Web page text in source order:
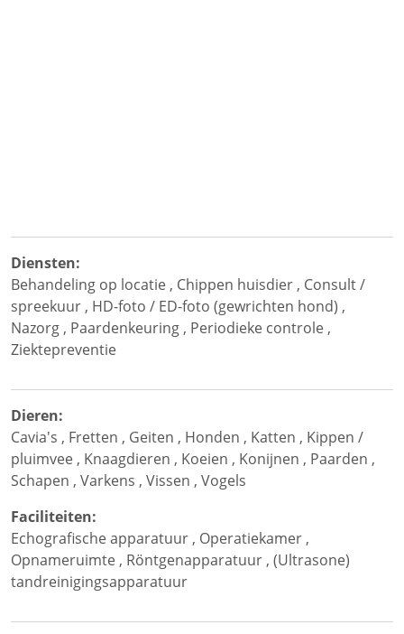
Diensten:
Behandeling op locatie , Chippen huisdier , Consult /
spreekuur , HD-foto / ED-foto (gewrichten hond) ,
Nazorg , Paardenkeuring , Periodieke controle ,
Ziektepreventie
Dieren:
Cavia's , Fretten , Geiten , Honden , Katten , Kippen /
pluimvee , Knaagdieren , Koeien , Konijnen , Paarden ,
Schapen , Varkens , Vissen , Vogels
Faciliteiten:
Echografische apparatuur , Operatiekamer ,
Opnameruimte , Röntgenapparatuur , (Ultrasone)
tandreinigingsapparatuur